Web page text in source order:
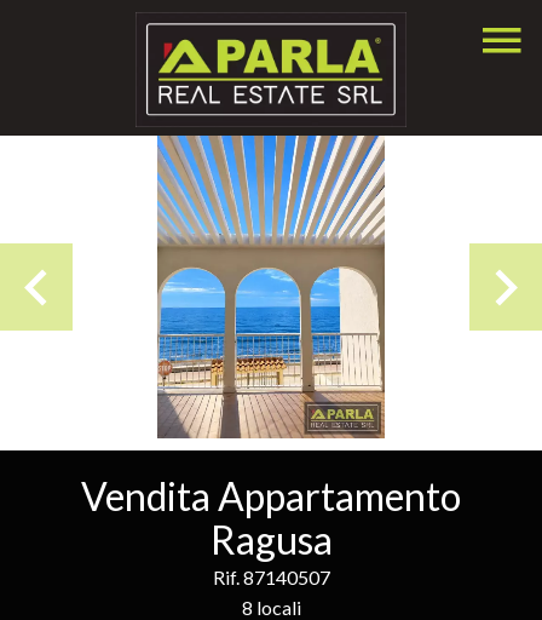
Vendita Appartamento
Ragusa
Rif. 87140507
8 locali